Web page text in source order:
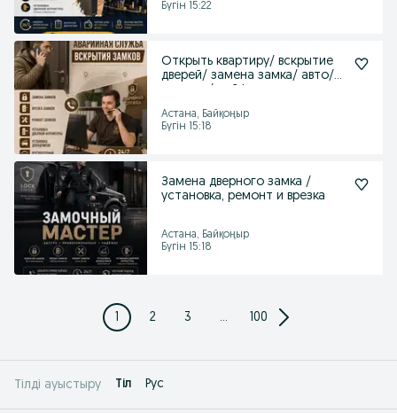
Бүгін 15:22
Открыть квартиру/ вскрытие
дверей/ замена замка/ авто/
Астана, Байқоңыр
Бүгін 15:18
Замена дверного замка /
установка, ремонт и врезка
Астана, Байқоңыр
Бүгін 15:18
1 2 3 ... 100
Тілді ауыстыру Tіл Рус